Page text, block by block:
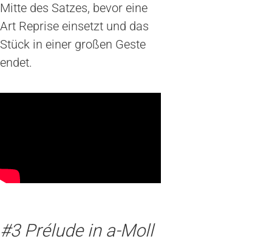
Mitte des Satzes, bevor eine
Art Reprise einsetzt und das
Stück in einer großen Geste
endet.
#3 Prélude in a-Moll